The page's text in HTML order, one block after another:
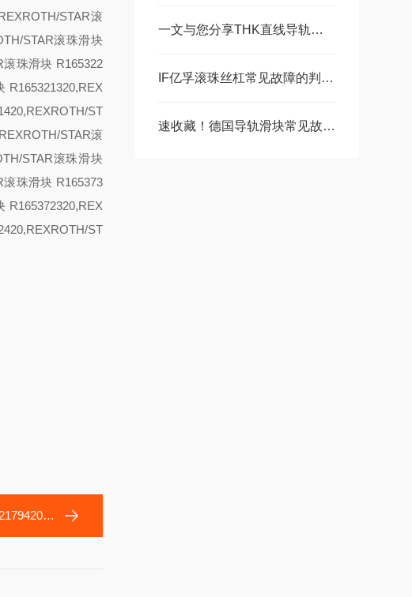
一文与您分享THK直线导轨滚珠丝杠的常见故障相应解决方法
IF亿孚滚珠丝杠常见故障的判断与解决方法分享
速收藏！德国导轨滑块常见故障的解决方法分享
STAR滚
STAR滚珠滑块
珠滑块 R165322
R165321320,REX
ST
STAR滚
STAR滚珠滑块
珠滑块 R165373
R165372320,REX
ST
工中心轴承